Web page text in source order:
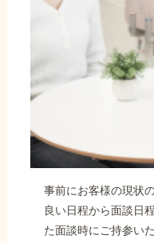
事前にお客様の現状
良い日程から面談日
た面談時にご持参い